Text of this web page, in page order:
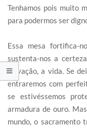
Tenhamos pois muito
para podermos ser
Essa mesa fortifica-
sustenta-nos a
salvação, a vida. Se
entraremos com
se estivéssemos
armadura de ouro.
mundo, o sacramento